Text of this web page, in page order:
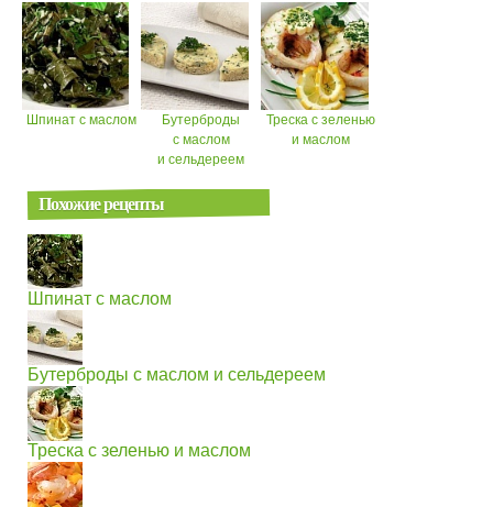
Шпинат с маслом
Бутерброды
с маслом
и сельдереем
Треска с зеленью
и маслом
Похожие рецепты
Шпинат с маслом
Бутерброды с маслом и сельдереем
Треска с зеленью и маслом